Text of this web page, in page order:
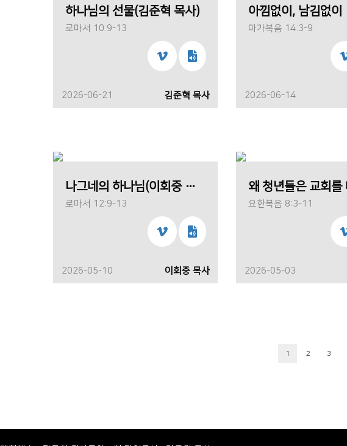
하나님의 선물(김준혁 목사)
로마서 10:9-13
2026-06-21 김준혁 목사
아낌없이, 남김없이
마가복음 14:3-9
2026-06-14
나그네의 하나님(이회중 목사)
로마서 12:9-13
2026-05-10 이회중 목사
요한복음 8:3-11
2026-05-03
1 2 3